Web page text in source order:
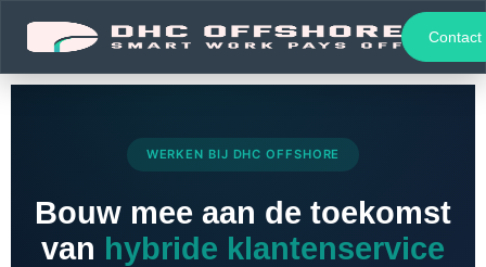
Contact
WERKEN BIJ DHC OFFSHORE
Bouw mee aan de toekomst
van hybride klantenservice